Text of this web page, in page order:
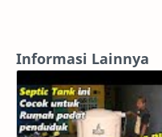
Informasi Lainnya